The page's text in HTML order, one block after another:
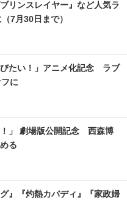
リンスレイヤー』など人気ラ
7月30日まで）
びたい！」アニメ化記念 ラブ
に
！」 劇場版公開記念 西森博
る
グ』『灼熱カバディ』『家政婦